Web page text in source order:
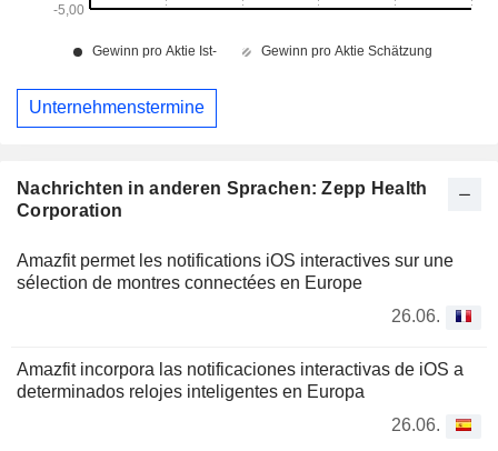
Nachrichten in anderen Sprachen: Zepp Health
Corporation
Amazfit permet les notifications iOS interactives sur une
sélection de montres connectées en Europe
26.06.
Amazfit incorpora las notificaciones interactivas de iOS a
determinados relojes inteligentes en Europa
26.06.
Unternehmenstermine